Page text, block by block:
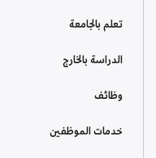
تعلم بالجامعة
الدراسة بالخارج
وظائف
خدمات الموظفين